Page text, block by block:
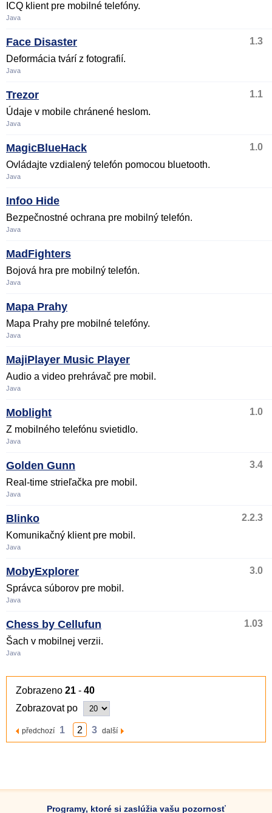
ICQ klient pre mobilné telefóny.
Java
Face Disaster
1.3
Deformácia tvárí z fotografií.
Java
Trezor
1.1
Údaje v mobile chránené heslom.
Java
MagicBlueHack
1.0
Ovládajte vzdialený telefón pomocou bluetooth.
Java
Infoo Hide
Bezpečnostné ochrana pre mobilný telefón.
Java
MadFighters
Bojová hra pre mobilný telefón.
Java
Mapa Prahy
Mapa Prahy pre mobilné telefóny.
Java
MajiPlayer Music Player
Audio a video prehrávač pre mobil.
Java
Moblight
1.0
Z mobilného telefónu svietidlo.
Java
Golden Gunn
3.4
Real-time strieľačka pre mobil.
Java
Blinko
2.2.3
Komunikačný klient pre mobil.
Java
MobyExplorer
3.0
Správca súborov pre mobil.
Java
Chess by Cellufun
1.03
Šach v mobilnej verzii.
Java
Zobrazeno 21 - 40
Zobrazovat po
předchozí 1 2 3 další
Programy, ktoré si zaslúžia vašu pozornosť